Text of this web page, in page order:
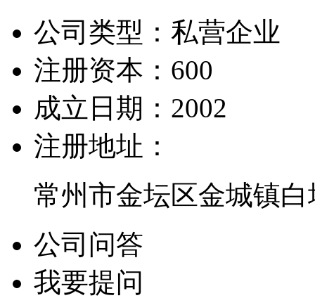
公司类型： 私营企业
注册资本： 600
成立日期： 2002
注册地址：
常州市金坛区金城镇白
公司问答
我要提问